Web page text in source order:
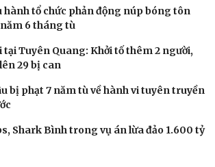
báo bẫy "việc nhẹ lương cao" ở
gây tai nạn giao thông khiến một phụ
bỏ trốn
giám đốc công ty tổ chức cho người
trái phép
Bộ Công an về 7 cá nhân bán vàng
bất thường